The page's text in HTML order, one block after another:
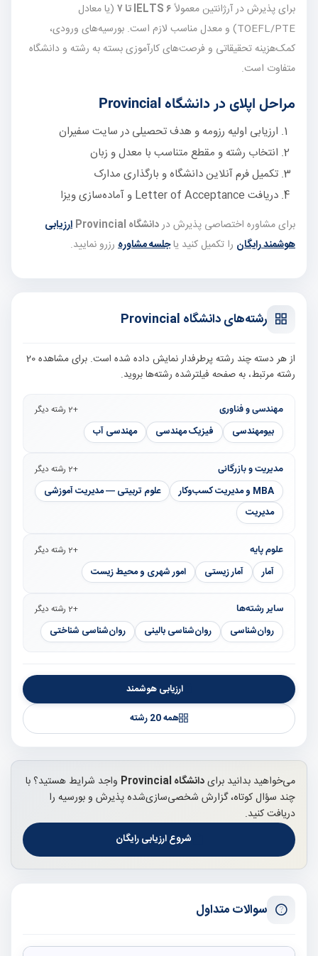
برای پذیرش در آرژانتین معمولاًIELTS ۶ تا ۷
(یا معادل
TOEFL/PTE) و معدل مناسب لازم است. بورسیه‌های ورودی،
کمک‌هزینه تحقیقاتی و فرصت‌های کارآموزی بسته به رشته و دانشگاه
متفاوت است.
مراحل اپلای در دانشگاه Provincial
ارزیابی اولیه رزومه و هدف تحصیلی در سایت سفیران
انتخاب رشته و مقطع متناسب با معدل و زبان
تکمیل فرم آنلاین دانشگاه و بارگذاری مدارک
دریافت Letter of Acceptance و آماده‌سازی ویزا
برای مشاوره اختصاصی پذیرش دردانشگاه Provincial
ارزیابی
هوشمند رایگان را تکمیل کنید یاجلسه مشاوره رزرو نمایید.
رشته‌های دانشگاه Provincial
از هر دسته چند رشته پرطرفدار نمایش داده شده است. برای مشاهده 20
رشته مرتبط، به صفحه فیلترشده رشته‌ها بروید.
مهندسی و فناوری +2 رشته دیگر
بیومهندسی فیزیک مهندسی مهندسی آب
مدیریت و بازرگانی +2 رشته دیگر
MBA و مدیریت کسب‌وکار
علوم تربیتی — مدیریت آموزشی
مدیریت
علوم پایه +2 رشته دیگر
آمار آمار زیستی امور شهری و محیط زیست
سایر رشته‌ها +2 رشته دیگر
روان‌شناسی روان‌شناسی بالینی روان‌شناسی شناختی
ارزیابی هوشمند
همه 20 رشته
می‌خواهید بدانید برایدانشگاه Provincial
واجد شرایط هستید؟ با
چند سؤال کوتاه، گزارش شخصی‌سازی‌شده پذیرش و بورسیه را
دریافت کنید.
شروع ارزیابی رایگان
سوالات متداول